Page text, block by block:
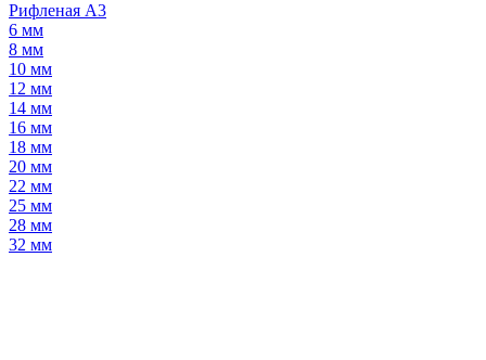
Рифленая А3
6 мм
8 мм
10 мм
12 мм
14 мм
16 мм
18 мм
20 мм
22 мм
25 мм
28 мм
32 мм